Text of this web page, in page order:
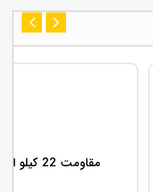
مقاومت 22 کیلو اهم 2 وات